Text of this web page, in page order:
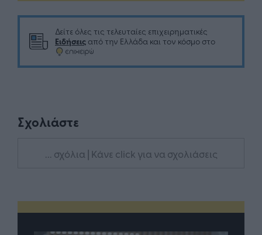
Δείτε όλες τις τελευταίες επιχειρηματικές
Ειδήσεις από την Ελλάδα και τον κόσμο στο
Σχολιάστε
... σχόλια | Κάνε click για να σχολιάσεις